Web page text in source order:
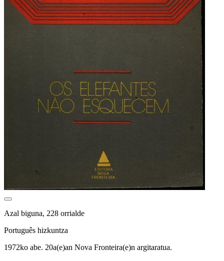
Azal biguna, 228 orrialde
Português hizkuntza
1972ko abe. 20a(e)an Nova Fronteira(e)n argitaratua.